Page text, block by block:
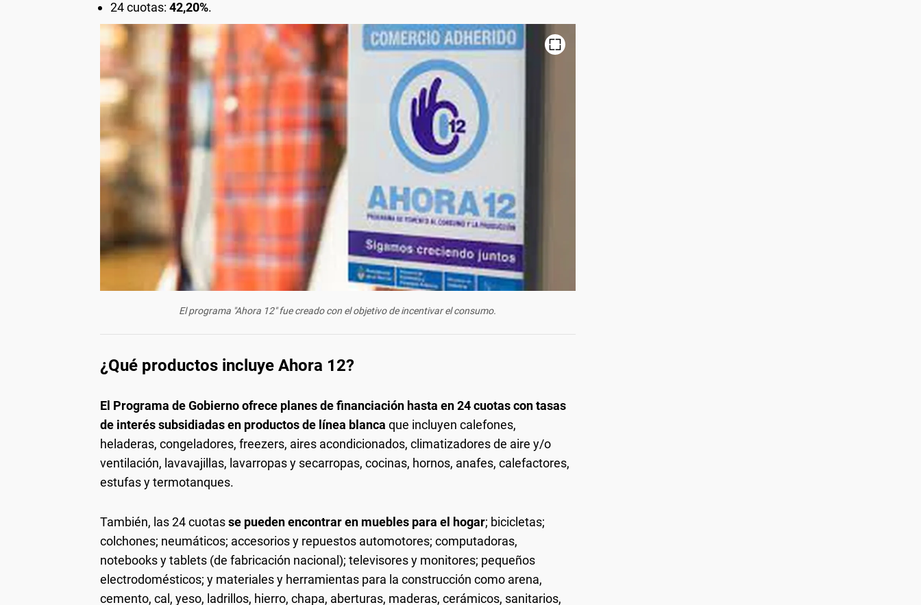
24 cuotas: 42,20%.
El programa "Ahora 12" fue creado con el objetivo de incentivar el consumo.
¿Qué productos incluye Ahora 12?
El Programa de Gobierno ofrece planes de financiación hasta en 24 cuotas con tasas
de interés subsidiadas en productos de línea blanca que incluyen calefones,
heladeras, congeladores, freezers, aires acondicionados, climatizadores de aire y/o
ventilación, lavavajillas, lavarropas y secarropas, cocinas, hornos, anafes, calefactores,
estufas y termotanques.
También, las 24 cuotasse pueden encontrar en muebles para el hogar; bicicletas;
colchones; neumáticos; accesorios y repuestos automotores; computadoras,
notebooks y tablets (de fabricación nacional); televisores y monitores; pequeños
electrodomésticos; y materiales y herramientas para la construcción como arena,
cemento, cal, yeso, ladrillos, hierro, chapa, aberturas, maderas, cerámicos, sanitarios,